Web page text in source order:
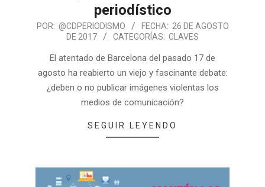
periodístico
POR: @CDPERIODISMO FECHA: 26 DE AGOSTO
DE 2017
CATEGORÍAS: CLAVES
El atentado de Barcelona del pasado 17 de
agosto ha reabierto un viejo y fascinante debate:
¿deben o no publicar imágenes violentas los
medios de comunicación?
SEGUIR LEYENDO